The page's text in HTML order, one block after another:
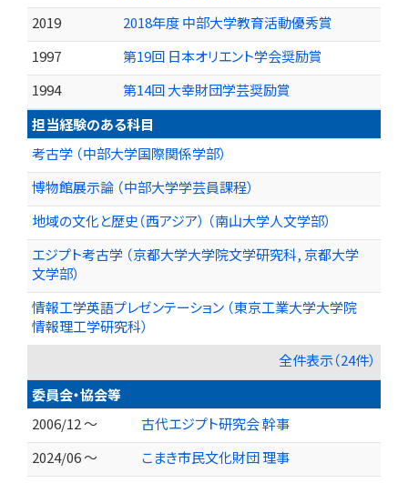
2019
2018年度 中部大学教育活動優秀賞
1997
第19回 日本オリエント学会奨励賞
1994
第14回 大幸財団学芸奨励賞
担当経験のある科目
考古学 （中部大学国際関係学部）
博物館展示論 （中部大学学芸員課程）
地域の文化と歴史（西アジア） （南山大学人文学部）
エジプト考古学 （京都大学大学院文学研究科, 京都大学
文学部）
情報工学英語プレゼンテーション （東京工業大学大学院
情報理工学研究科）
全件表示（24件）
委員会・協会等
2006/12 ～
古代エジプト研究会 幹事
2024/06 ～
こまき市民文化財団 理事